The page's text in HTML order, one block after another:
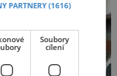
PARTNERY(1616)
Soubory
cílení